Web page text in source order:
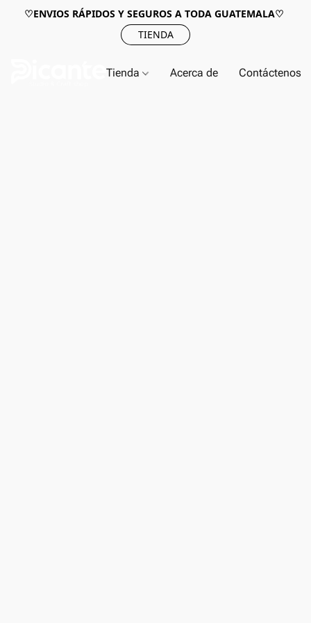
♡ENVIOS RÁPIDOS Y SEGUROS A TODA GUATEMALA♡
TIENDA
Tienda Acerca de Contáctenos